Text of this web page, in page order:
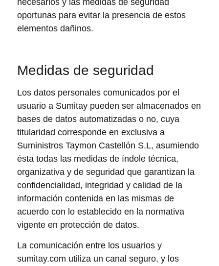
oportunas para evitar la presencia de estos
elementos dañinos.
Medidas de seguridad
Los datos personales comunicados por el
usuario a Sumitay pueden ser almacenados en
bases de datos automatizadas o no, cuya
titularidad corresponde en exclusiva a
Suministros Taymon Castellón S.L, asumiendo
ésta todas las medidas de índole técnica,
organizativa y de seguridad que garantizan la
confidencialidad, integridad y calidad de la
información contenida en las mismas de
acuerdo con lo establecido en la normativa
vigente en protección de datos.
La comunicación entre los usuarios y
sumitay.com utiliza un canal seguro, y los